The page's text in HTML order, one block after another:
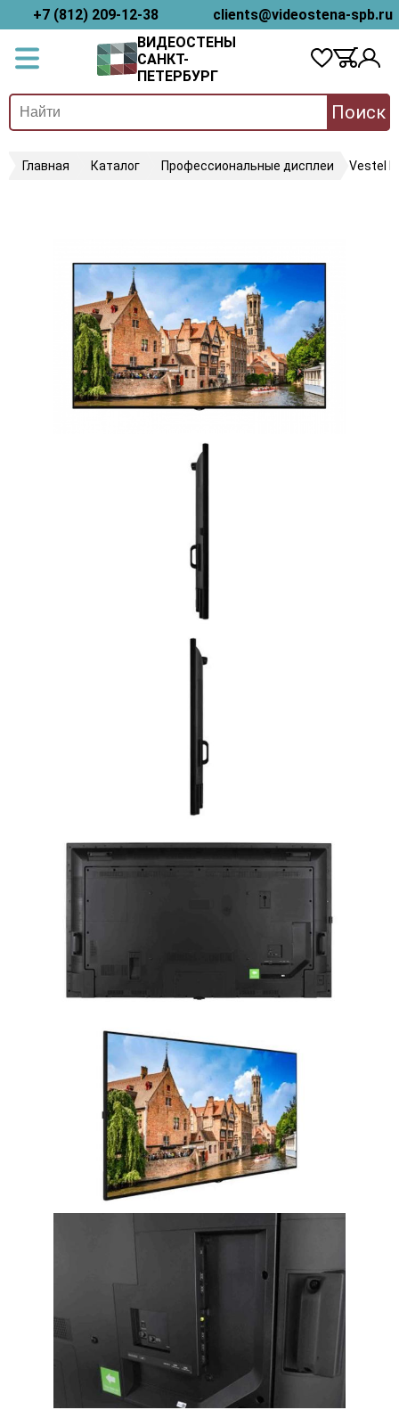
+7 (812) 209-12-38
clients@videostena-spb.ru
ВИДЕОСТЕНЫ
САНКТ-
ПЕТЕРБУРГ
Поиск
Главная Каталог Профессиональные дисплеи Vestel